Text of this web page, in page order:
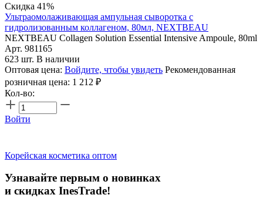
Скидка 41%
Ультраомолаживающая ампульная сыворотка с
гидролизованным коллагеном, 80мл, NEXTBEAU
NEXTBEAU Collagen Solution Essential Intensive Ampoule, 80ml
Арт. 981165
623 шт. В наличии
Оптовая цена: Войдите, чтобы увидеть Рекомендованная
розничная цена: 1 212 ₽
Кол-во:
Войти
Корейская косметика оптом
Узнавайте первым о новинках
и скидках InesTrade!